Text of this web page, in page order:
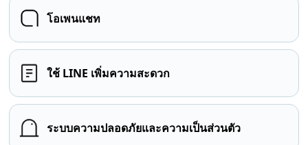
โอเพนแชท
ใช้ LINE เพิ่มความสะดวก
ระบบความปลอดภัยและความเป็นส่วนตัว